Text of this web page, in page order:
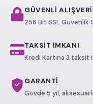
GÜVENLİ
256 Bit SSL Güvenlik
TAKSİT İMKANI
Kredi Kartına 3 taksit
GARANTİ
Gövde 5 yıl,